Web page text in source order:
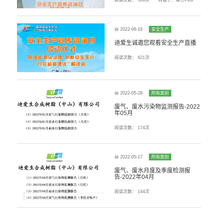
📅 2022-06-16 安全生产
迪爱生诚邀您观看安全生产直播
阅读次数： 621次
📅 2022-05-28 所有类别
废气、废水污染物监测报告-2022
年05月
阅读次数： 174次
📅 2022-05-17 所有类别
废气、废水月度及季度检测报
告-2022年04月
阅读次数： 144次